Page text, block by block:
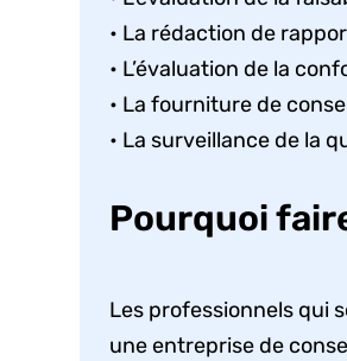
• La rédaction de
• L’évaluation de la
• La fourniture de
• La surveillance de la
Pourquoi
Les professionnels qui
une entreprise de